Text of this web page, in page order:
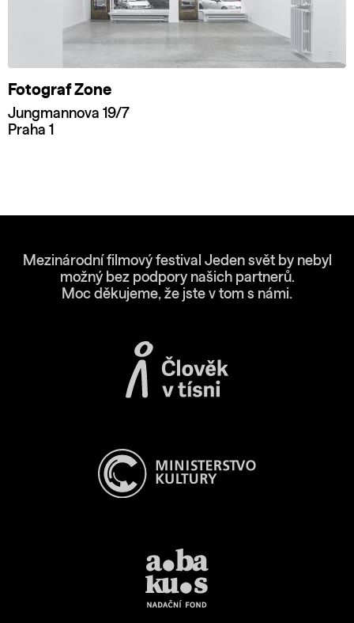
Fotograf Zone
Jungmannova 19/7
Praha 1
Mezinárodní filmový festival Jeden svět by nebyl
možný bez podpory našich partnerů.
Moc děkujeme, že jste v tom s námi.